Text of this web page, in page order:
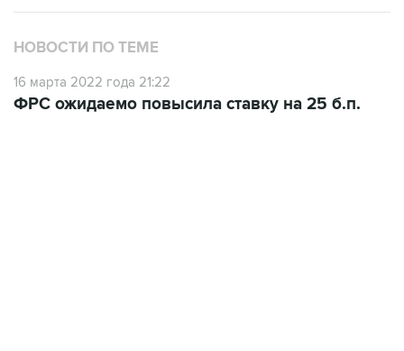
НОВОСТИ ПО ТЕМЕ
16 марта 2022 года 21:22